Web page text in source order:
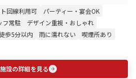
回線利用可
パーティー・宴会OK
フ常駐
デザイン重視・おしゃれ
歩5分以内 雨に濡れない
喫煙所あり
設の詳細を見る